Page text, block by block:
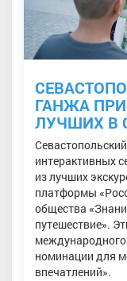
ГАНЖА
ЛУЧШИХ В
интерактивных
из лучших
платформы
общества
путешествие».
номинации для
впечатлений».